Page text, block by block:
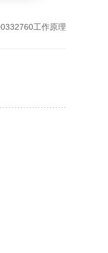
工作原理